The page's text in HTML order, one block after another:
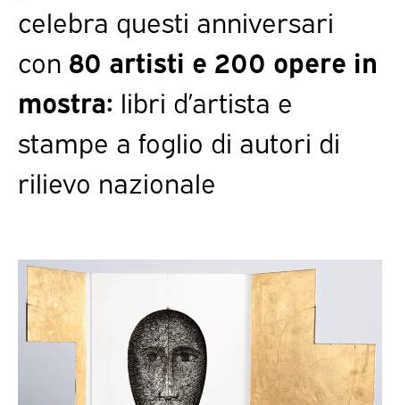
celebra questi anniversari
con 80 artisti e 200 opere in
mostra: libri d’artista e
stampe a foglio di autori di
rilievo nazionale